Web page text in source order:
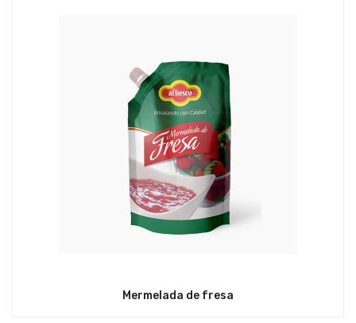
Mermelada de fresa